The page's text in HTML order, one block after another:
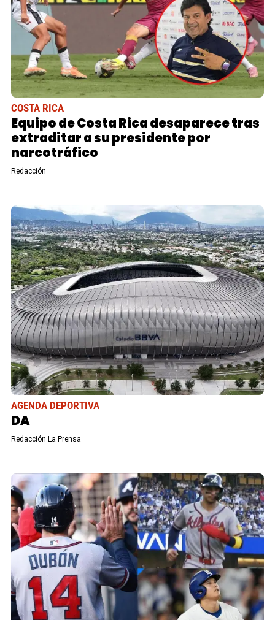
COSTA RICA
Equipo de Costa Rica desaparece tras
extraditar a su presidente por
narcotráfico
Redacción
AGENDA DEPORTIVA
DA
Redacción La Prensa